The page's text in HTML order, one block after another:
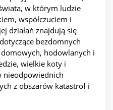
w którym ludzie
współczuciem i
działań znajdują się
bezdomnych
hodowlanych i
wielkie koty i
nieodpowiednich
z obszarów katastrof i